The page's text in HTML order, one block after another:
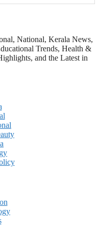
National, Kerala News,
Trends, Health &
and the Latest in